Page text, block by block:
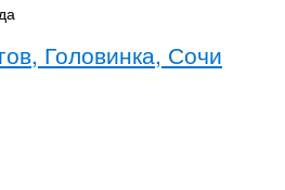
Головинка, Сочи